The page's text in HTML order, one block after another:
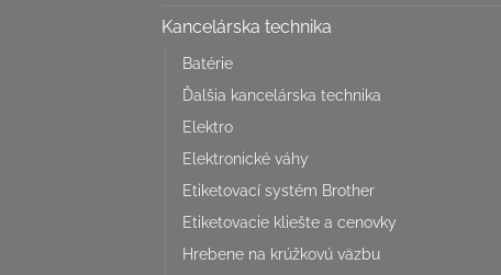
Kancelárska technika
Batérie
Ďalšia kancelárska technika
Elektro
Elektronické váhy
Etiketovací systém Brother
Etiketovacie kliešte a cenovky
Hrebene na krúžkovú väzbu